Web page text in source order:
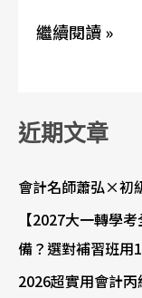
繼續閱讀 »
近期文章
會計名師蕭弘×初
【2027大一轉學
備？選對補習班用
2026超實用會計